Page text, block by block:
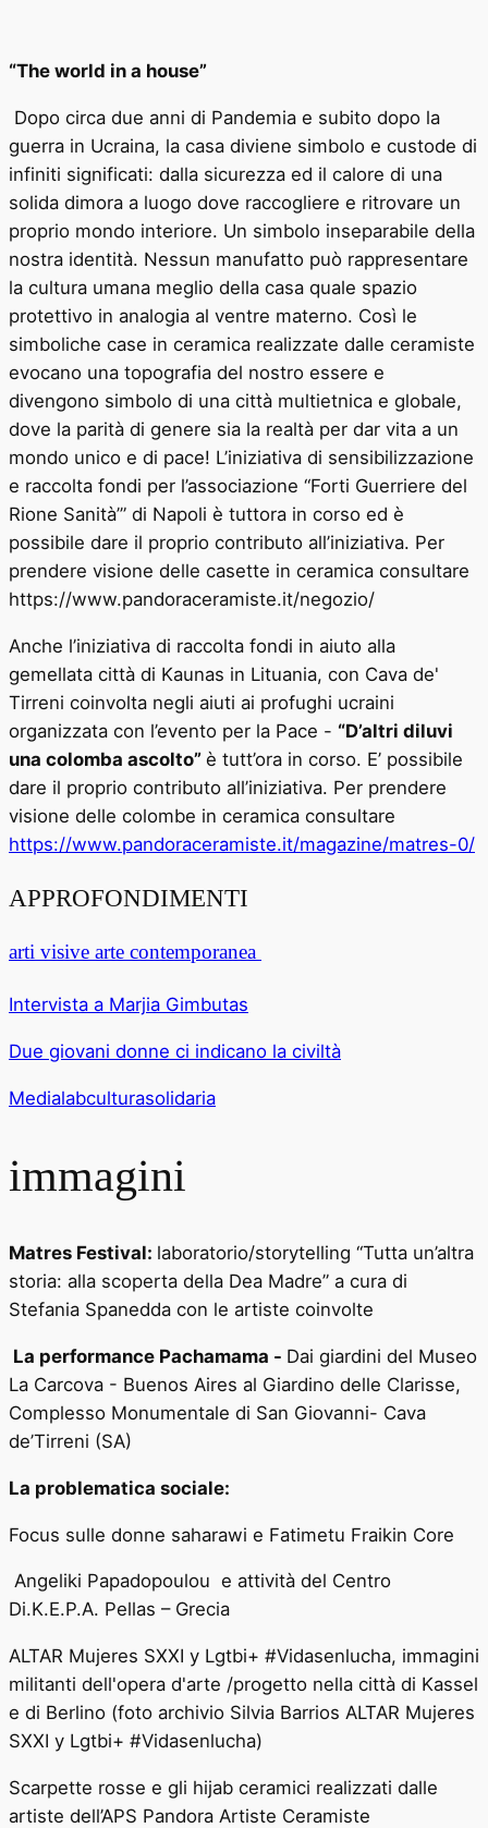
“The world in a house”
Dopo circa due anni di Pandemia e subito dopo la
guerra in Ucraina, la casa diviene simbolo e custode di
infiniti significati: dalla sicurezza ed il calore di una
solida dimora a luogo dove raccogliere e ritrovare un
proprio mondo interiore. Un simbolo inseparabile della
nostra identità. Nessun manufatto può rappresentare
la cultura umana meglio della casa quale spazio
protettivo in analogia al ventre materno. Così le
simboliche case in ceramica realizzate dalle ceramiste
evocano una topografia del nostro essere e
divengono simbolo di una città multietnica e globale,
dove la parità di genere sia la realtà per dar vita a un
mondo unico e di pace! L’iniziativa di sensibilizzazione
e raccolta fondi per l’associazione “Forti Guerriere del
Rione Sanità’” di Napoli è tuttora in corso ed è
possibile dare il proprio contributo all’iniziativa. Per
prendere visione delle casette in ceramica consultare
https://www.pandoraceramiste.it/negozio/
Anche l’iniziativa di raccolta fondi in aiuto alla
gemellata città di Kaunas in Lituania, con Cava de'
Tirreni coinvolta negli aiuti ai profughi ucraini
organizzata con l’evento per la Pace - “D’altri diluvi
una colomba ascolto” è tutt’ora in corso. E’ possibile
dare il proprio contributo all’iniziativa. Per prendere
visione delle colombe in ceramica consultare
https://www.pandoraceramiste.it/magazine/matres-0/
APPROFONDIMENTI
arti visive arte contemporanea
Intervista a Marjia Gimbutas
Due giovani donne ci indicano la civiltà
Medialabculturasolidaria
immagini
Matres Festival: laboratorio/storytelling “Tutta un’altra
storia: alla scoperta della Dea Madre” a cura di
Stefania Spanedda con le artiste coinvolte
La performance Pachamama - Dai giardini del Museo
La Carcova - Buenos Aires al Giardino delle Clarisse,
Complesso Monumentale di San Giovanni- Cava
de’Tirreni (SA)
La problematica sociale:
Focus sulle donne saharawi e Fatimetu Fraikin Core
Angeliki Papadopoulou e attività del Centro
Di.K.E.P.A. Pellas – Grecia
ALTAR Mujeres SXXI y Lgtbi+ #Vidasenlucha, immagini
militanti dell'opera d'arte /progetto nella città di Kassel
e di Berlino (foto archivio Silvia Barrios ALTAR Mujeres
SXXI y Lgtbi+ #Vidasenlucha)
Scarpette rosse e gli hijab ceramici realizzati dalle
artiste dell’APS Pandora Artiste Ceramiste